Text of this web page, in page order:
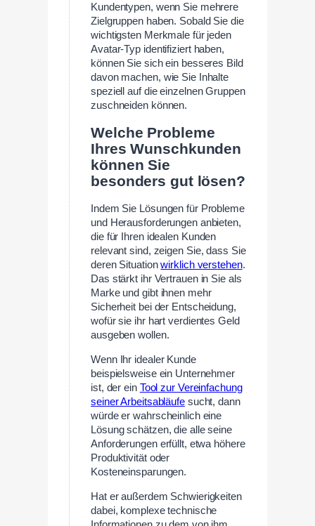
Kundentypen, wenn Sie mehrere
Zielgruppen haben. Sobald Sie die
wichtigsten Merkmale für jeden
Avatar-Typ identifiziert haben,
können Sie sich ein besseres Bild
davon machen, wie Sie Inhalte
speziell auf die einzelnen Gruppen
zuschneiden können.
Welche Probleme
Ihres Wunschkunden
können Sie
besonders gut lösen?
Indem Sie Lösungen für Probleme
und Herausforderungen anbieten,
die für Ihren idealen Kunden
relevant sind, zeigen Sie, dass Sie
deren Situationwirklich verstehen.
Das stärkt ihr Vertrauen in Sie als
Marke und gibt ihnen mehr
Sicherheit bei der Entscheidung,
wofür sie ihr hart verdientes Geld
ausgeben wollen.
Wenn Ihr idealer Kunde
beispielsweise ein Unternehmer
ist, der ein Tool zur Vereinfachung
seiner Arbeitsabläufesucht, dann
würde er wahrscheinlich eine
Lösung schätzen, die alle seine
Anforderungen erfüllt, etwa höhere
Produktivität oder
Kosteneinsparungen.
Hat er außerdem Schwierigkeiten
dabei, komplexe technische